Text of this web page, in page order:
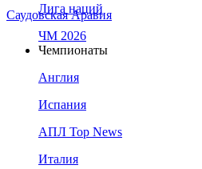
Саудовская Аравия
Лига наций
ЧМ 2026
Чемпионаты
Англия
Испания
АПЛ Top News
Италия